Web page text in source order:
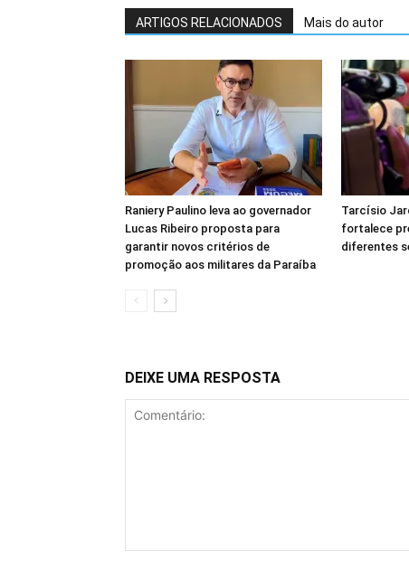
ARTIGOS RELACIONADOS Mais do autor
Raniery Paulino leva ao governador
Lucas Ribeiro proposta para
garantir novos critérios de
promoção aos militares da Paraíba
Tarcísio
fortalece
diferentes
DEIXE UMA RESPOSTA